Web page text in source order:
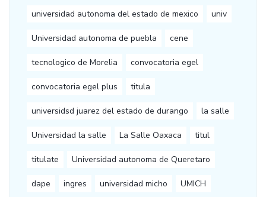
universidad autonoma del estado de mexico univ
Universidad autonoma de puebla cene
tecnologico de Morelia convocatoria egel
convocatoria egel plus titula
universidsd juarez del estado de durango la salle
Universidad la salle La Salle Oaxaca titul
titulate Universidad autonoma de Queretaro
dape ingres universidad micho UMICH